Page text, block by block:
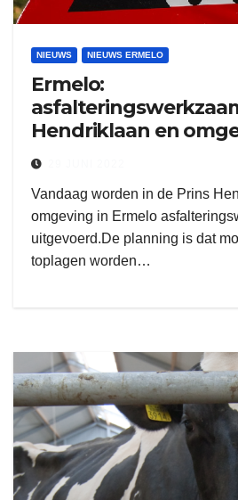
NIEUWS NIEUWS ERMELO
Ermelo:
Hendriklaan en
Vandaag worden in de Prins
omgeving in Ermelo
uitgevoerd.De planning is dat
toplagen worden…